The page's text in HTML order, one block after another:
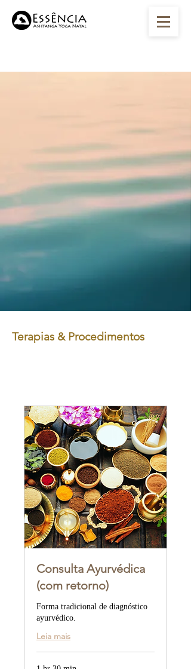
Terapias & Procedimentos
Consulta Ayurvédica
(com retorno)
Forma tradicional de diagnóstico
ayurvédico.
Leia mais